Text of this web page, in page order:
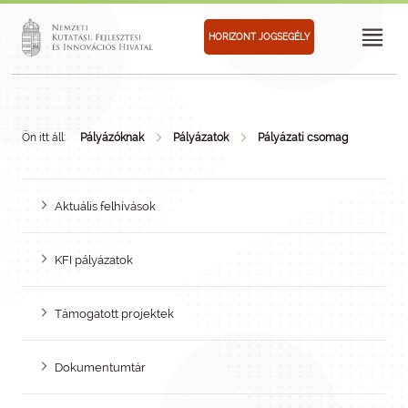
HORIZONT JOGSEGÉLY
Ön itt áll: Pályázóknak Pályázatok Pályázati csomag
Aktuális felhívások
KFI pályázatok
Támogatott projektek
Dokumentumtár